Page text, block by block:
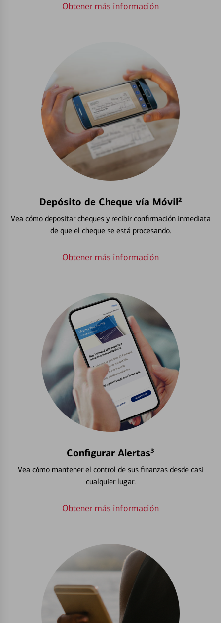
Obtener más información
Depósito de Cheque vía Móvil²
Vea cómo depositar cheques y recibir confirmación inmediata
de que el cheque se está procesando.
Obtener más información
Configurar Alertas³
Vea cómo mantener el control de sus finanzas desde casi
cualquier lugar.
Obtener más información